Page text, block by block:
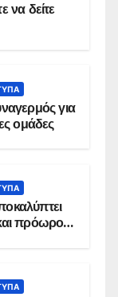
να δείτε
για
ομάδες
πρόωρου